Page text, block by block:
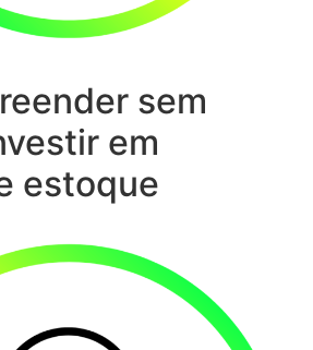
sem
em
estoque